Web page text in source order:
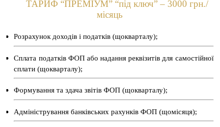
ТАРИФ “ПРЕМІУМ” “під ключ” – 3000 грн./
місяць
Розрахунок доходів і податків (щокварталу);
Сплата податків ФОП або надання реквізитів для самостійної
сплати (щокварталу);
Формування та здача звітів ФОП (щокварталу);
Адміністрування банківських рахунків ФОП (щомісяця);